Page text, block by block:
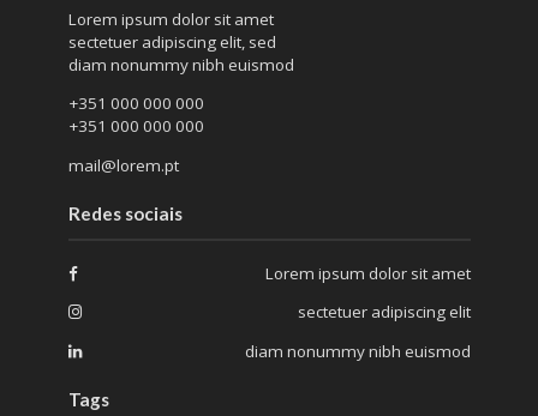
Lorem ipsum dolor sit amet
sectetuer adipiscing elit, sed
diam nonummy nibh euismod
+351 000 000 000
+351 000 000 000
mail@lorem.pt
Redes sociais
Lorem ipsum dolor sit amet
sectetuer adipiscing elit
diam nonummy nibh euismod
Tags